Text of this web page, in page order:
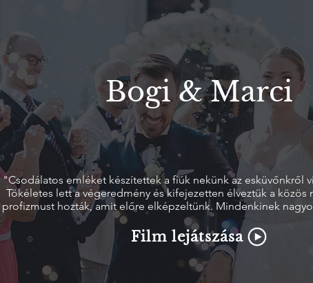
Bogi & Marci
"Csodálatos emléket készítettek a fiúk nekünk az esküvőnkről
Tökéletes lett a végeredmény és kifejezetten élveztük a közös
profizmust hozták, amit előre elképzeltünk. Mindenkinek
Film lejátszása